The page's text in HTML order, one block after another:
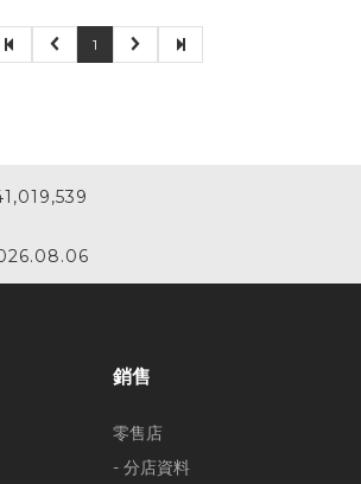
1
銷售
零售店
- 分店資料